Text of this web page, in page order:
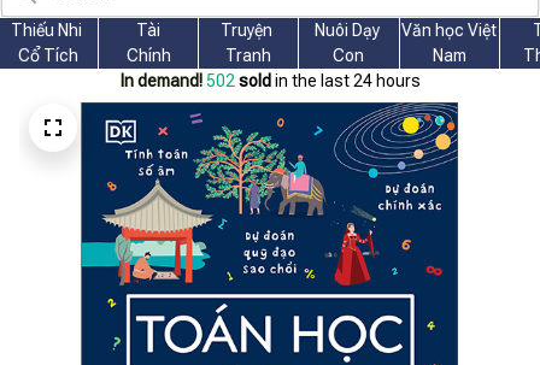
Thiếu Nhi
Cổ Tích
Tài
Chính
Truyện
Tranh
Nuôi Dạy
Con
Văn học Việt
Nam
In demand! 504 sold in the last 24 hours